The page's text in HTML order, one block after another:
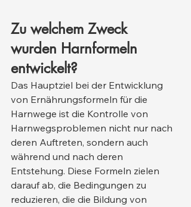
Zu welchem Zweck
wurden Harnformeln
entwickelt?
Das Hauptziel bei der Entwicklung
von Ernährungsformeln für die
Harnwege ist die Kontrolle von
Harnwegsproblemen nicht nur nach
deren Auftreten, sondern auch
während und nach deren
Entstehung. Diese Formeln zielen
darauf ab, die Bedingungen zu
reduzieren, die die Bildung von